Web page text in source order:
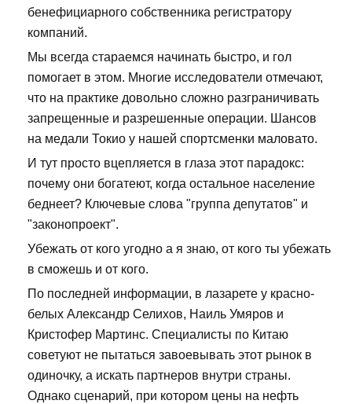
бенефициарного собственника регистратору
компаний.
Мы всегда стараемся начинать быстро, и гол
помогает в этом. Многие исследователи отмечают,
что на практике довольно сложно разграничивать
запрещенные и разрешенные операции. Шансов
на медали Токио у нашей спортсменки маловато.
И тут просто вцепляется в глаза этот парадокс:
почему они богатеют, когда остальное население
беднеет? Ключевые слова "группа депутатов" и
"законопроект".
Убежать от кого угодно а я знаю, от кого ты убежать
в сможешь и от кого.
По последней информации, в лазарете у красно-
белых Александр Селихов, Наиль Умяров и
Кристофер Мартинс. Специалисты по Китаю
советуют не пытаться завоевывать этот рынок в
одиночку, а искать партнеров внутри страны.
Однако сценарий, при котором цены на нефть